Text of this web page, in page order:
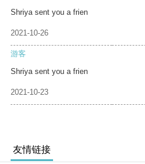
Shriya sent you a frien
2021-10-26
游客
Shriya sent you a frien
2021-10-23
友情链接